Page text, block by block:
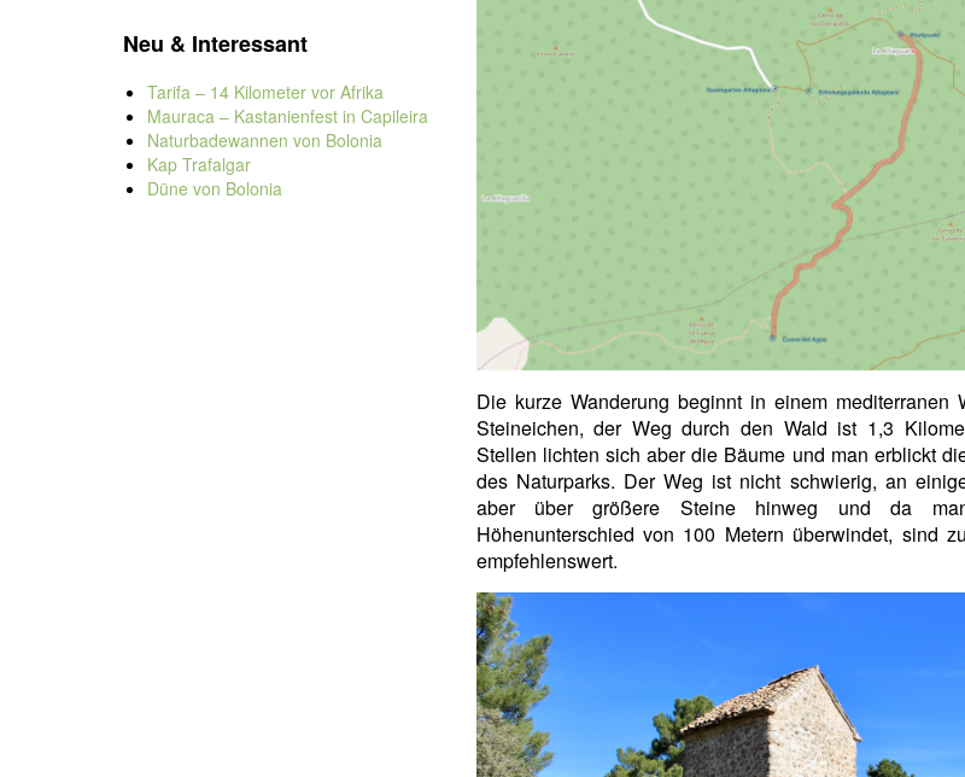
Die kurze Wanderung beginnt in einem mediterranen
Steineichen, der Weg durch den Wald ist 1,3
Stellen lichten sich aber die Bäume und man erblickt
des Naturparks. Der Weg ist nicht schwierig, an
aber über größere Steine hinweg und da
Höhenunterschied von 100 Metern überwindet, sind
empfehlenswert.
Neu & Interessant
Tarifa – 14 Kilometer vor Afrika
Mauraca – Kastanienfest in Capileira
Naturbadewannen von Bolonia
Kap Trafalgar
Düne von Bolonia